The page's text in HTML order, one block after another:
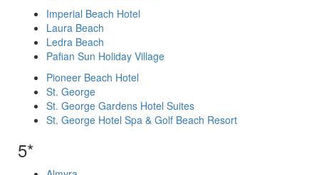
Imperial Beach Hotel
Laura Beach
Ledra Beach
Pafian Sun Holiday Village
Pioneer Beach Hotel
St. George
St. George Gardens Hotel Suites
St. George Hotel Spa & Golf Beach Resort
5*